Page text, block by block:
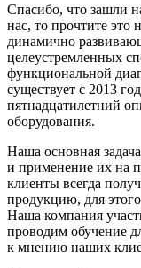
Спасибо, что зашли
нас, то прочтите
динамично
целеустремленных
функциональной
существует с 2013
пятнадцатилетний
оборудования.
Наша основная
и применение их на
клиенты всегда
продукцию, для
Наша компания
проводим обучение
к мнению наших